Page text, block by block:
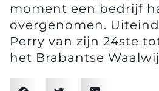
moment een bedrijf
overgenomen.
Perry van zijn 24ste
het Brabantse